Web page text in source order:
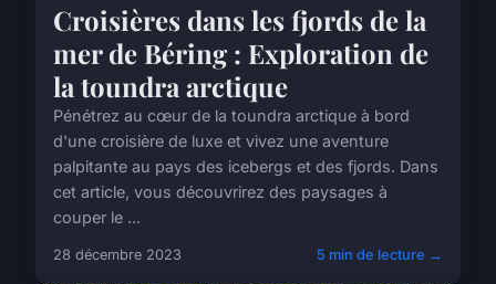
Croisières dans les fjords de la
mer de Béring : Exploration de
la toundra arctique
Pénétrez au cœur de la toundra arctique à bord
d'une croisière de luxe et vivez une aventure
palpitante au pays des icebergs et des fjords. Dans
cet article, vous découvrirez des paysages à
couper le ...
28 décembre 2023 5 min de lecture →